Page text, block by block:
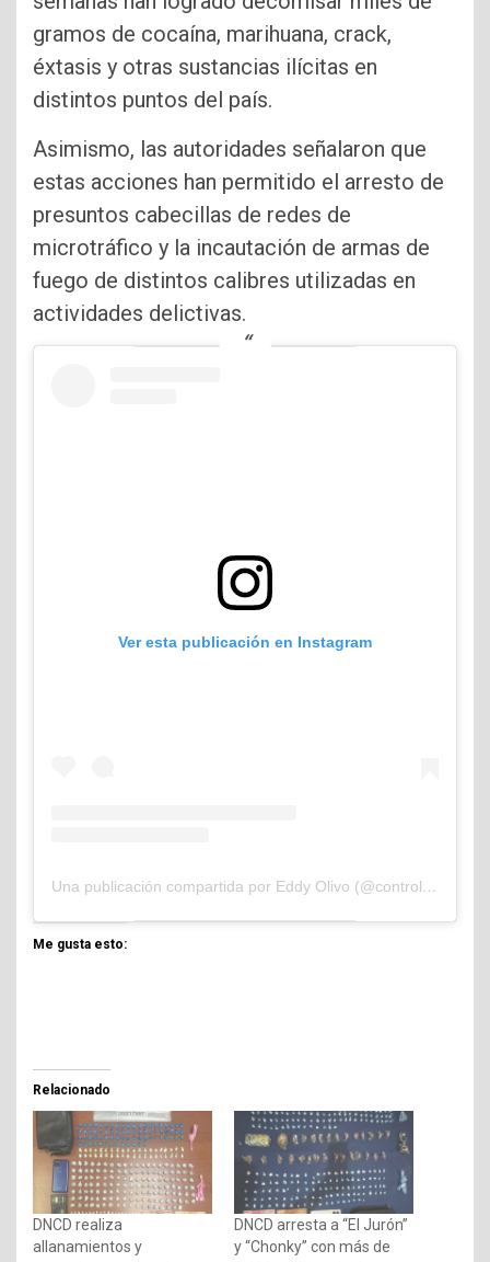
gramos de cocaína, marihuana, crack,
éxtasis y otras sustancias ilícitas en
distintos puntos del país.
Asimismo, las autoridades señalaron que
estas acciones han permitido el arresto de
presuntos cabecillas de redes de
microtráfico y la incautación de armas de
fuego de distintos calibres utilizadas en
actividades delictivas.
Ver esta publicación en Instagram
Una publicación compartida por Eddy Olivo (@controlandoelejidocom)
Me gusta esto:
Relacionado
DNCD realiza
allanamientos y
DNCD arresta a “El Jurón”
y “Chonky” con más de